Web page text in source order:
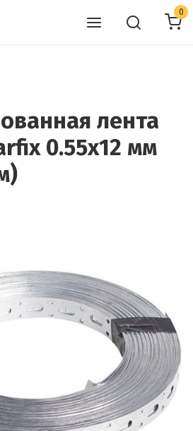
0
лента
0.55х12 мм